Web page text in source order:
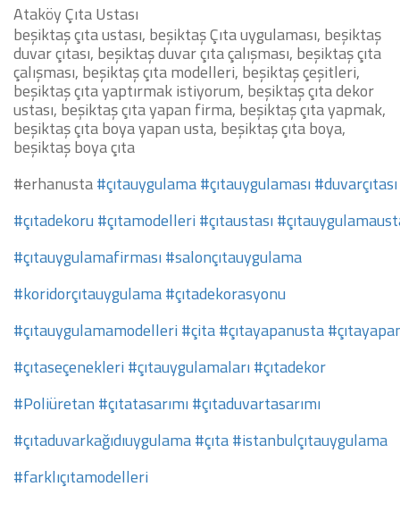
Ataköy Çıta Ustası
beşiktaş çıta ustası, beşiktaş Çıta uygulaması, beşiktaş
duvar çıtası, beşiktaş duvar çıta çalışması, beşiktaş çıta
çalışması, beşiktaş çıta modelleri, beşiktaş çeşitleri,
beşiktaş çıta yaptırmak istiyorum, beşiktaş çıta dekor
ustası, beşiktaş çıta yapan firma, beşiktaş çıta yapmak,
beşiktaş çıta boya yapan usta, beşiktaş çıta boya,
beşiktaş boya çıta
#erhanusta#çıtauygulama#çıtauygulaması #duvarçıtası
#çıtadekoru #çıtamodelleri #çıtaustası
#çıtauygulamafirması #salonçıtauygulama
#koridorçıtauygulama#çıtadekorasyonu
#çıtauygulamamodelleri #çita#çıtayapanusta
#çıtaseçenekleri #çıtauygulamaları #çıtadekor
#Poliüretan #çıtatasarımı #çıtaduvartasarımı
#çıtaduvarkağıdıuygulama#çıta#istanbulçıtauygulama
#farklıçıtamodelleri